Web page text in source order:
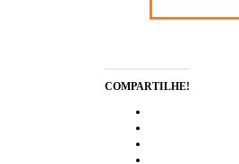
COMPARTILHE!